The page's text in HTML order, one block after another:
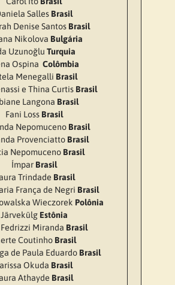
Salles Brasil
Denise Santos Brasil
Nikolova Bulgária
Uzunoğlu Turquia
Ospina Colômbia
Menegalli Brasil
e Thina Curtis Brasil
Langona Brasil
Fani Loss Brasil
Nepomuceno Brasil
Provenciatto Brasil
Nepomuceno Brasil
Ímpar Brasil
Trindade Brasil
França de Negri Brasil
Wieczorek Polônia
Järvekülg Estônia
Miranda Brasil
Coutinho Brasil
de Paula Eduardo Brasil
Okuda Brasil
Athayde Brasil